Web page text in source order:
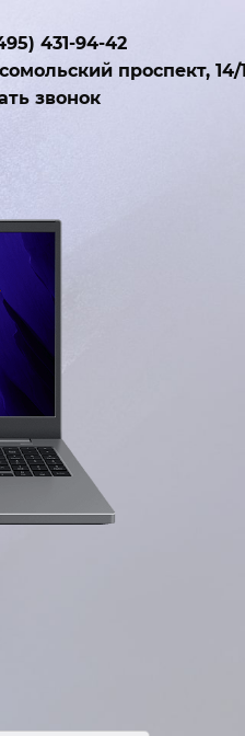
431-94-42
проспект, 14/
звонок